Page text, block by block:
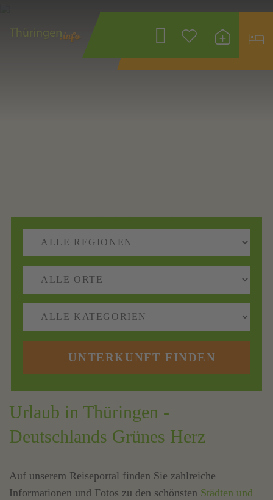
Wonach suchen
UNTERKUNFT FINDEN
Urlaub in Thüringen -
Deutschlands Grünes Herz
Auf unserem Reiseportal finden Sie zahlreiche
Informationen und Fotos zu den schönsten Städten und